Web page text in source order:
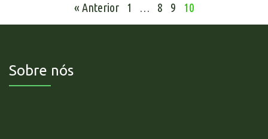
« Anterior 1 … 8 9 10
Sobre nós